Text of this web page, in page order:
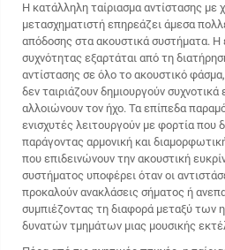
Η κατάλληλη ταίριασμα αντίστασης με
μετασχηματιστή επηρεάζει άμεσα
απόδοσης στα ακουστικά συστήματα. Η
συχνότητας εξαρτάται από τη
αντίστασης σε όλο το ακουστικό
δεν ταιριάζουν δημιουργούν
αλλοιώνουν τον ήχο. Τα επίπεδα
ενισχυτές λειτουργούν με φορτία που
παράγοντας αρμονική και
που επιδεινώνουν την ακουστική
συστήματος υποφέρει όταν οι
προκαλούν ανακλάσεις σήματος ή
συμπιέζοντας τη διαφορά μεταξύ των
δυνατών τμημάτων μιας μουσικής